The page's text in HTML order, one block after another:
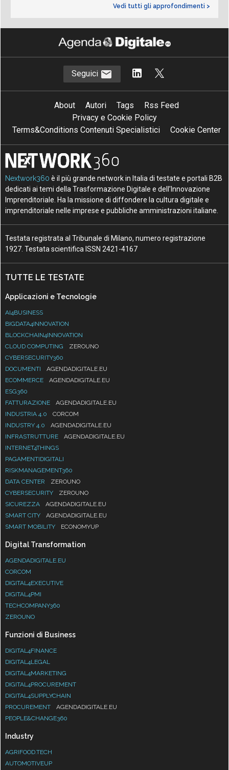
Vedi tutti gli approfondimenti >
Seguici
About Autori Tags
Rss Feed
Privacy e Cookie Policy
Terms&Conditions Contenuti Specialistici
Cookie Center
Nextwork360 è il più grande network in Italia di testate e portali B2B
dedicati ai temi della Trasformazione Digitale e dell’Innovazione
Imprenditoriale. Ha la missione di diffondere la cultura digitale e
imprenditoriale nelle imprese e pubbliche amministrazioni italiane.
Testata registrata al Tribunale di Milano, numero registrazione
1927. Testata scientifica ISSN 2421-4167
TUTTE LE TESTATE
Applicazioni e Tecnologie
AI4BUSINESS
BIGDATA4INNOVATION
BLOCKCHAIN4INNOVATION
CLOUD COMPUTING
ZEROUNO
CYBERSECURITY360
DOCUMENTI
AGENDADIGITALE.EU
ECOMMERCE
AGENDADIGITALE.EU
ESG360
FATTURAZIONE
AGENDADIGITALE.EU
INDUSTRIA 4.0
CORCOM
INDUSTRY 4.0
AGENDADIGITALE.EU
INFRASTRUTTURE
AGENDADIGITALE.EU
INTERNET4THINGS
PAGAMENTIDIGITALI
RISKMANAGEMENT360
DATA CENTER
ZEROUNO
CYBERSECURITY
ZEROUNO
SICUREZZA
AGENDADIGITALE.EU
SMART CITY
AGENDADIGITALE.EU
SMART MOBILITY
ECONOMYUP
Digital Transformation
AGENDADIGITALE.EU
CORCOM
DIGITAL4EXECUTIVE
DIGITAL4PMI
TECHCOMPANY360
ZEROUNO
Funzioni di Business
DIGITAL4FINANCE
DIGITAL4LEGAL
DIGITAL4MARKETING
DIGITAL4PROCUREMENT
DIGITAL4SUPPLYCHAIN
PROCUREMENT
AGENDADIGITALE.EU
PEOPLE&CHANGE360
Industry
AGRIFOOD.TECH
AUTOMOTIVEUP